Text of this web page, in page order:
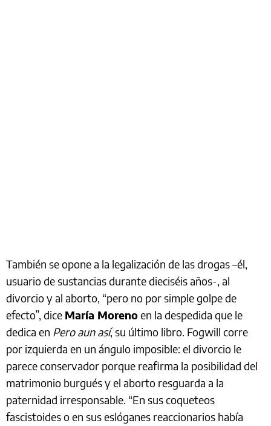
También se opone a la legalización de las drogas –él,
usuario de sustancias durante dieciséis años-, al
divorcio y al aborto, “pero no por simple golpe de
efecto”, dice María Morenoen la despedida que le
dedica en Pero aun así, su último libro. Fogwill corre
por izquierda en un ángulo imposible: el divorcio le
parece conservador porque reafirma la posibilidad del
matrimonio burgués y el aborto resguarda a la
paternidad irresponsable. “En sus coqueteos
fascistoides o en sus eslóganes reaccionarios había